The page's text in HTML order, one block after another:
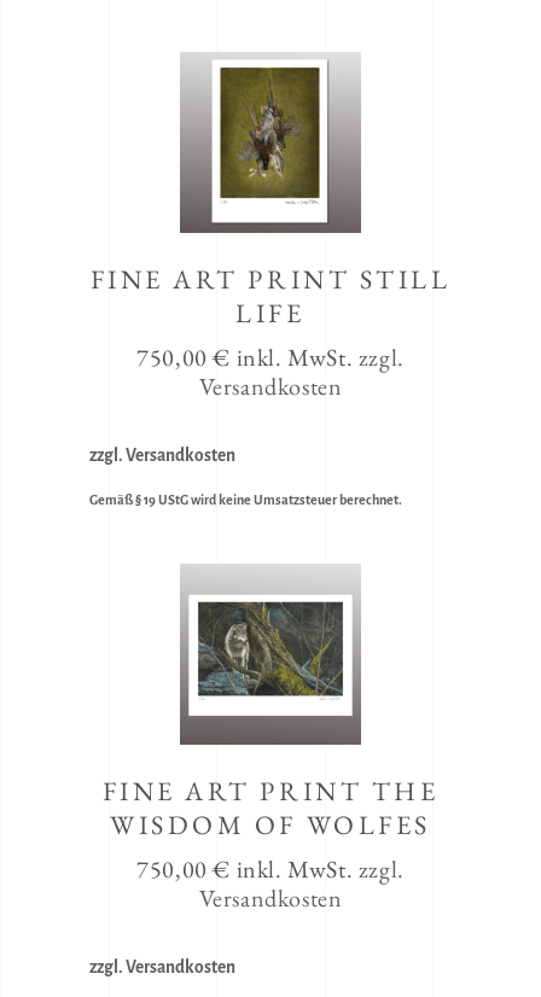
FINE ART PRINT STILL
LIFE
750,00€ inkl. MwSt. zzgl.
Versandkosten
zzgl. Versandkosten
Gemäß § 19 UStG wird keine Umsatzsteuer berechnet.
FINE ART PRINT THE
WISDOM OF WOLFES
750,00€ inkl. MwSt. zzgl.
Versandkosten
zzgl. Versandkosten